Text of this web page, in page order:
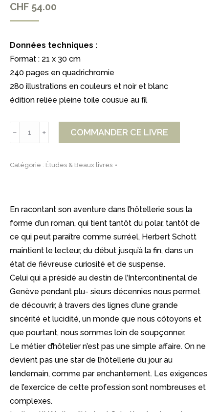
CHF 54.00
Données techniques :
Format : 21 x 30 cm
240 pages en quadrichromie
280 illustrations en couleurs et noir et blanc
édition reliée pleine toile cousue au fil
Herbert
﹣ ﹢ COMMANDER CE LIVRE
Catégorie : Études & Beaux livres
En racontant son aventure dans l’hôtellerie sous la
forme d’un roman, qui tient tantôt du polar, tantôt de
ce qui peut paraître comme surréel, Herbert Schott
maintient le lecteur, du début jusqu’à la fin, dans un
état de fiévreuse curiosité et de suspense.
Celui qui a présidé au destin de l’Intercontinental de
Genève pendant plu- sieurs décennies nous permet
de découvrir, à travers des lignes d’une grande
sincérité et lucidité, un monde que nous côtoyons et
que pourtant, nous sommes loin de soupçonner.
Le métier d’hôtelier n’est pas une simple affaire. On ne
devient pas une star de l’hôtellerie du jour au
lendemain, comme par enchantement. Les exigences
de l’exercice de cette profession sont nombreuses et
complexes.